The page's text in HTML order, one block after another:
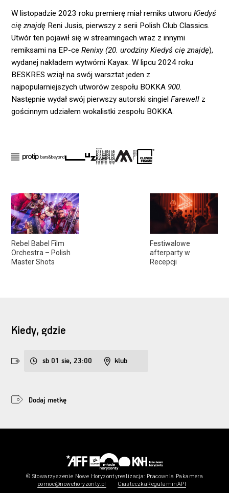
Rebel Babel Film
Orchestra – Polish
Master Shots
Festiwalowe
afterparty w
Recepcji
W listopadzie 2023 roku premierę miał remiks utworuKiedyś
cię znajdę Reni Jusis, pierwszy z serii Polish Club Classics.
Utwór ten pojawił się w streamingach wraz z innymi
remiksami na EP-ce Renixy (20. urodziny Kiedyś cię znajdę),
wydanej nakładem wytwórni Kayax. W lipcu 2024 roku
BESKRES wziął na swój warsztat jeden z
najpopularniejszych utworów zespołu BOKKA 900.
Następnie wydał swój pierwszy autorski singielFarewell z
gościnnym udziałem wokalistki zespołu BOKKA.
Kiedy, gdzie
sb 01 sie, 23:00 klub
Dodaj metkę
© Stowarzyszenie Nowe Horyzonty
pomoc@nowehoryzonty.pl
realizacja: Pracownia Pakamera
CiasteczkaRegulaminAPI